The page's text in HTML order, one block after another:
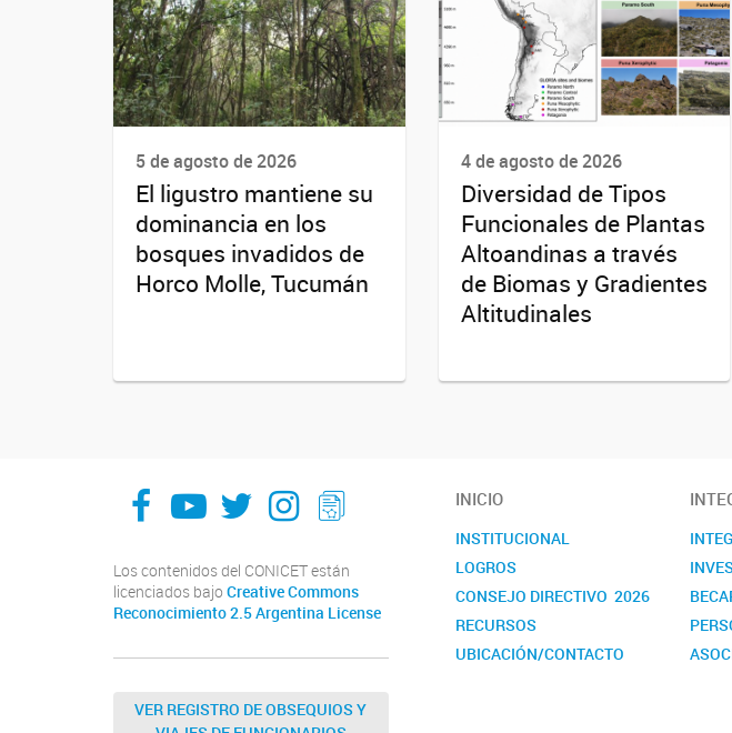
5 de agosto de 2026
El ligustro mantiene su
dominancia en los
bosques invadidos de
Horco Molle, Tucumán
4 de agosto de 2026
Diversidad de Tipos
Funcionales de Plantas
Altoandinas a través
de Biomas y Gradientes
Altitudinales
facebook
youtube
Twitter
Instagram
LeChasquier Boletin Digital 70
Los contenidos del CONICET están
licenciados bajo Creative Commons
Reconocimiento 2.5 Argentina License
VER REGISTRO DE OBSEQUIOS Y
INICIO
INSTITUCIONAL
LOGROS
CONSEJO DIRECTIVO 2026
RECURSOS
UBICACIÓN/CONTACTO